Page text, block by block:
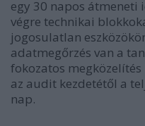
egy 30 napos átmeneti
végre technikai
jogosulatlan
adatmegőrzés van a
fokozatos
az audit kezdetétől a
nap.